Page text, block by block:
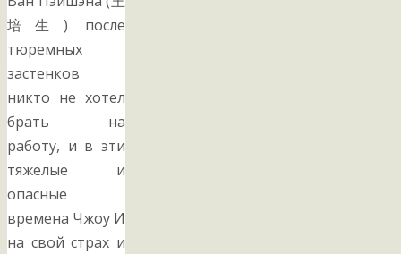
培生) после
тюремных
застенков
никто не хотел
брать на
работу, и в эти
тяжелые и
опасные
времена Чжоу И
на свой страх и